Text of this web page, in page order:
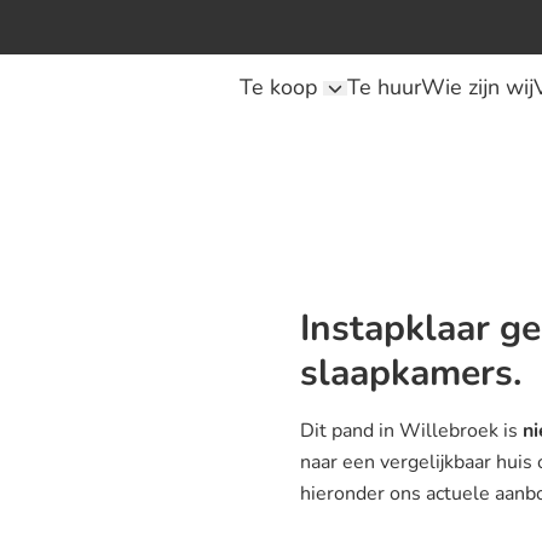
Te koop Te huurWie zijn wij
Instapklaar
slaapkamers.
Dit pand in Willebroek is
naar een vergelijkbaar
hieronder ons actuele